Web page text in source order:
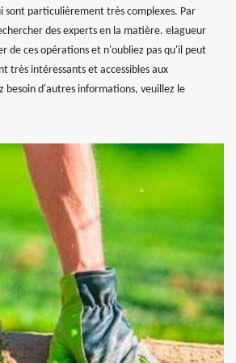
sont particulièrement très complexes. Par
des experts en la matière. elagueur
de ces opérations et n'oubliez pas qu'il peut
très intéressants et accessibles aux
besoin d'autres informations, veuillez le